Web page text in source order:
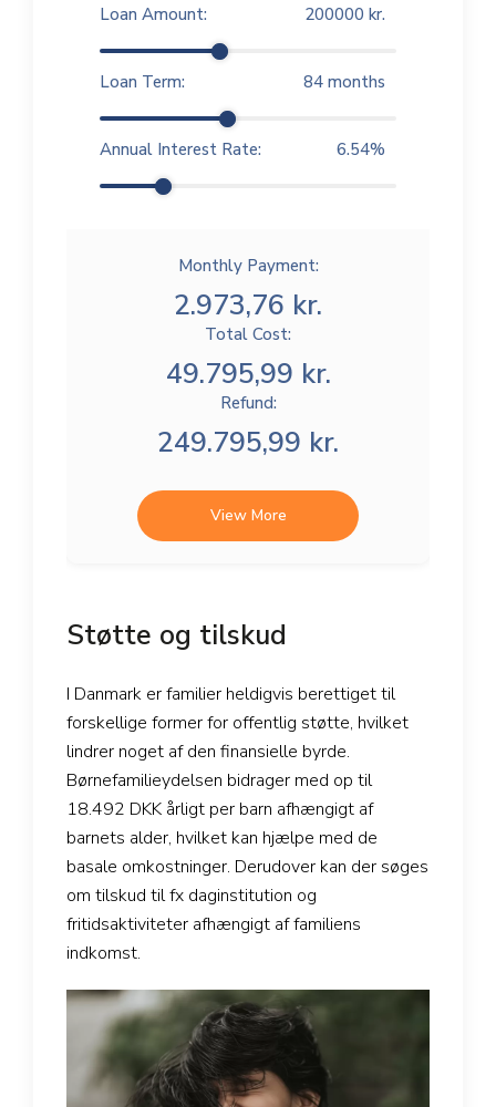
Loan Amount: 200000 kr.
Loan Term: 84 months
Annual Interest Rate: 6.54%
Monthly Payment:
2.973,76 kr.
Total Cost:
49.795,99 kr.
Refund:
249.795,99 kr.
View More
Støtte og tilskud
I Danmark er familier heldigvis berettiget til
forskellige former for offentlig støtte, hvilket
lindrer noget af den finansielle byrde.
Børnefamilieydelsen bidrager med op til
18.492 DKK årligt per barn afhængigt af
barnets alder, hvilket kan hjælpe med de
basale omkostninger. Derudover kan der søges
om tilskud til fx daginstitution og
fritidsaktiviteter afhængigt af familiens
indkomst.